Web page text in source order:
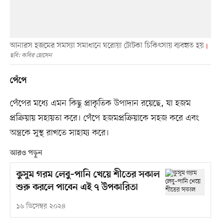
আনারস হজমের সমস্যা সমাধানে ঘরোয়া টোটকা চিকিৎসায় ব্যবহৃত হয়
ছবি: কবির হোসেন
পেঁপে
পেঁপের মধ্যে এমন কিছু প্রাকৃতিক উপাদান রয়েছে, যা হজম
প্রক্রিয়ায় সহায়তা করে। পেঁপে হজমপ্রক্রিয়াকে সহজ করে এবং
অন্ত্রকে সুস্থ রাখতে সাহায্য করে।
আরও পড়ুন
কুসুম গরম লেবু–পানি খেয়ে শীতের সকাল
শুরু করলে পাবেন এই ৭ উপকারিতা
১৬ ডিসেম্বর ২০২৪